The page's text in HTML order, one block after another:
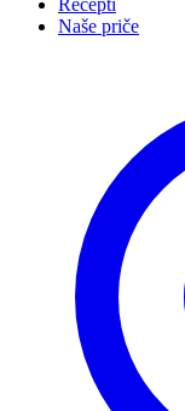
Recepti
Naše priče